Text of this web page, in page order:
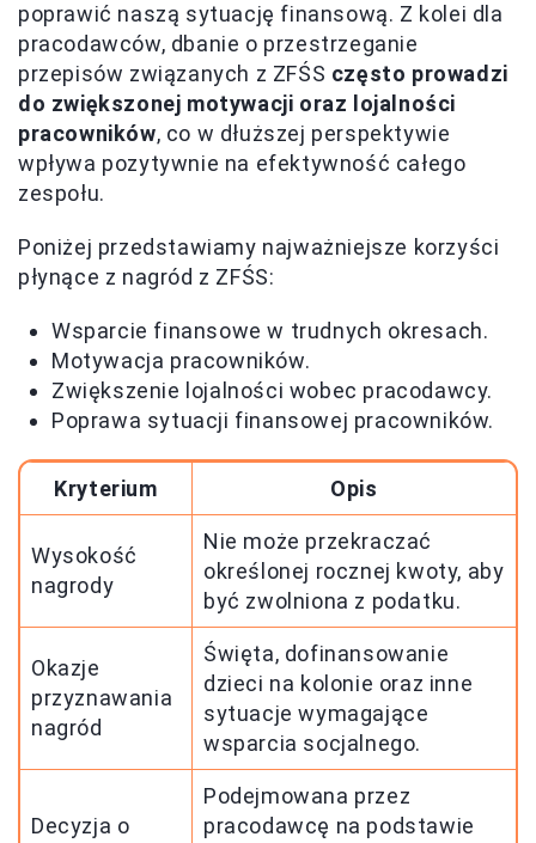
poprawić naszą sytuację finansową. Z kolei dla
pracodawców, dbanie o przestrzeganie
przepisów związanych z ZFŚS często prowadzi
do zwiększonej motywacji oraz lojalności
pracowników, co w dłuższej perspektywie
wpływa pozytywnie na efektywność całego
zespołu.
Poniżej przedstawiamy najważniejsze korzyści
płynące z nagród z ZFŚS:
Wsparcie finansowe w trudnych okresach.
Motywacja pracowników.
Zwiększenie lojalności wobec pracodawcy.
Poprawa sytuacji finansowej pracowników.
Kryterium Opis
Wysokość
nagrody
Nie może przekraczać
określonej rocznej kwoty, aby
być zwolniona z podatku.
Okazje
przyznawania
nagród
Święta, dofinansowanie
dzieci na kolonie oraz inne
sytuacje wymagające
wsparcia socjalnego.
Decyzja o
Podejmowana przez
pracodawcę na podstawie